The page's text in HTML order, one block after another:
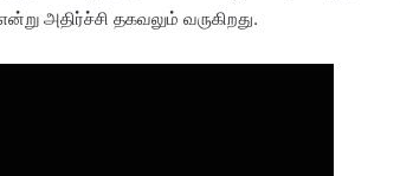
அதிர்ச்சி தகவலும் வருகிறது.